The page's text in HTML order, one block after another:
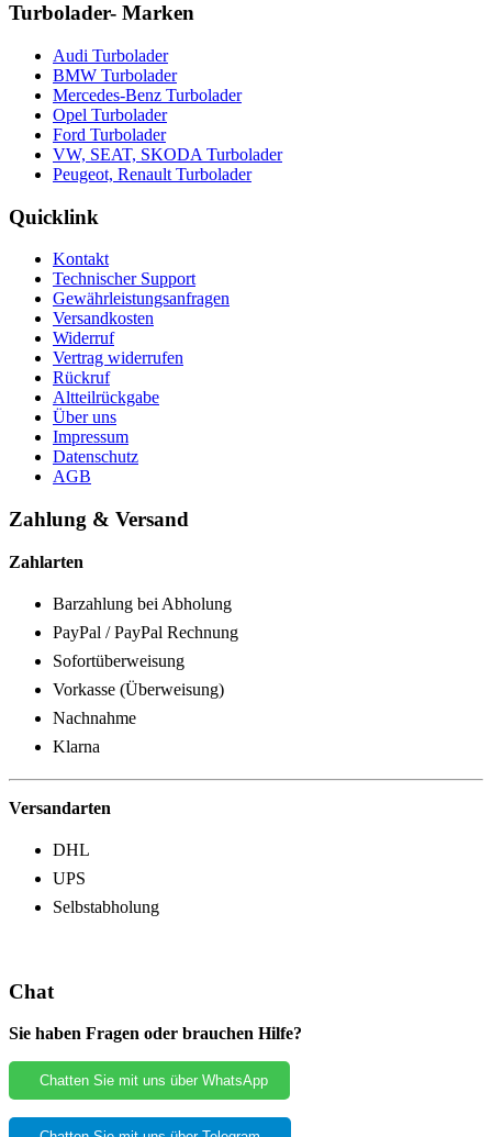
Turbolader- Marken
Audi Turbolader
BMW Turbolader
Mercedes-Benz Turbolader
Opel Turbolader
Ford Turbolader
VW, SEAT, SKODA Turbolader
Peugeot, Renault Turbolader
Quicklink
Kontakt
Technischer Support
Gewährleistungsanfragen
Versandkosten
Widerruf
Vertrag widerrufen
Rückruf
Altteilrückgabe
Über uns
Impressum
Datenschutz
AGB
Zahlung & Versand
Zahlarten
Barzahlung bei Abholung
PayPal / PayPal Rechnung
Sofortüberweisung
Vorkasse (Überweisung)
Nachnahme
Klarna
Versandarten
DHL
UPS
Selbstabholung
Chat
Sie haben Fragen oder brauchen Hilfe?
Chatten Sie mit uns über WhatsApp